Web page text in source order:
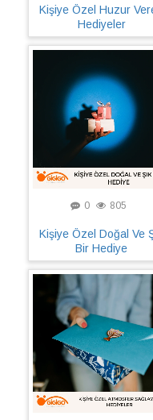
Kişiye Özel Huzur
Hediyeler
0 805
Kişiye Özel Doğal Ve
Bir Hediye